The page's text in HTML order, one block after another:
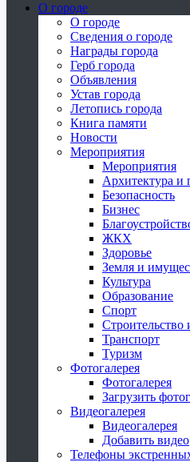
О городе
О городе
Сведения о городе
Награды города
Герб города
Объявления
Устав города
Летопись города
Книга памяти
Новости
Мероприятия
Мероприятия
Архитектура и
Безопасность
Бизнес
ЖКХ
Здоровье
Земля и
Культура
Образование
Спорт
Строительство
Транспорт
Туризм
Фотогалерея
Фотогалерея
Загрузить
Видеогалерея
Видеогалерея
Добавить видео
Телефоны